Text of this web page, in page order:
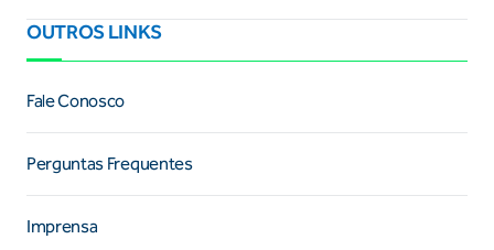
OUTROS LINKS
Fale Conosco
Perguntas Frequentes
Imprensa